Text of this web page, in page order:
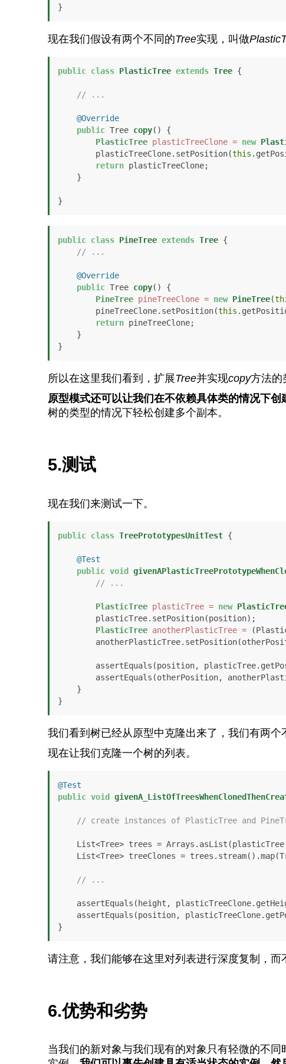
}
现在我们假设有两个不同的Tree实现，叫做
public class PlasticTree extends Tree {
// ...
@Override
public Tree copy()
{
PlasticTree plasticTreeClone = new
        plasticTreeClone.setPosition(
this
return plasticTreeClone;
}
public class PineTree extends Tree {
// ...
@Override
public Tree copy()
{
PineTree pineTreeClone = new PineTree(
        pineTreeClone.setPosition(
this
return pineTreeClone;
}
所以在这里我们看到，扩展Tree并实现copy方法的
原型模式还可以让我们在不依赖具体类的情况下创
树的类型的情况下轻松创建多个副本。
5.测试
现在我们来测试一下。
public class TreePrototypesUnitTest {
@Test
public void
// ...
PlasticTree plasticTree = new
PlasticTree anotherPlasticTree =
}
我们看到树已经从原型中克隆出来了，我们有两个
现在让我们克隆一个树的列表。
@Test
public void
// create instances of PlasticTree and
// ...
}
请注意，我们能够在这里对列表进行深度复制，而
6.优势和劣势
当我们的新对象与我们现有的对象只有轻微的不